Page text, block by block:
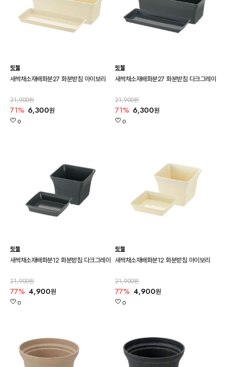
릿첼
새싹채소재배화분27 화분받침 아이보리
21,900원
71% 6,300원
0
릿첼
새싹채소재배화분27 화분받침 다크그레이
21,900원
71% 6,300원
0
릿첼
새싹채소재배화분12 화분받침 다크그레이
21,900원
77% 4,900원
0
릿첼
새싹채소재배화분12 화분받침 아이보리
21,900원
77% 4,900원
0